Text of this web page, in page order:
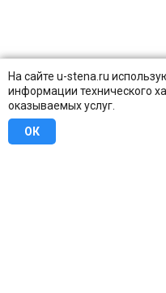
На сайте u-stena.ru
информации технического
оказываемых услуг.
ОК